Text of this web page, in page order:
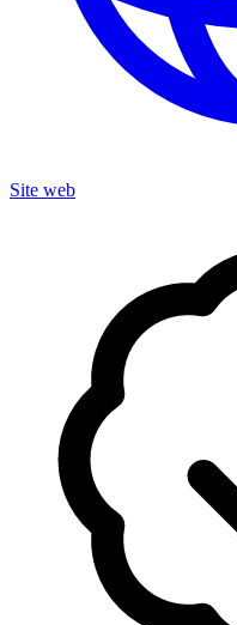
Site web